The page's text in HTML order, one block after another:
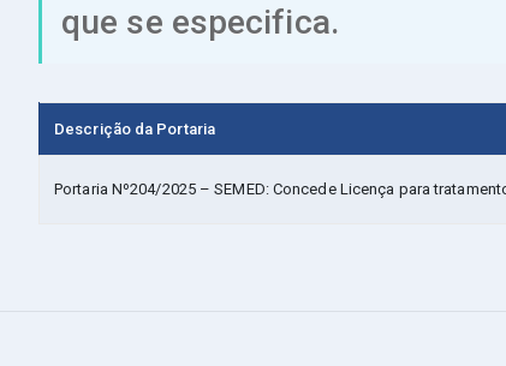
que se especifica.
Descrição da Portaria
Portaria Nº204/2025 – SEMED: Concede Licença para